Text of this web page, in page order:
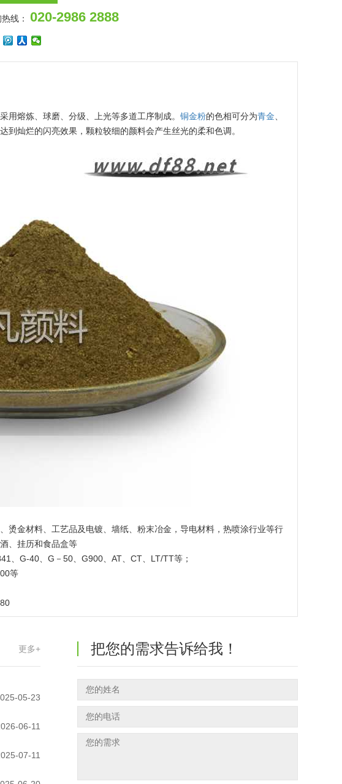
热线：020-2986 2888
用熔炼、球磨、分级、上光等多道工序制成。铜金粉的色相可分为青金
灿烂的闪亮效果，颗粒较细的颜料会产生丝光的柔和色调。
烫金材料、工艺品及电镀、墙纸、粉末冶金，导电材料，热喷涂行业等行
、挂历和食品盒等
、G-40、G－50、G900、AT、CT、LT/TT等；
等
更多+
06-11
06-11
06-10
06-05
把您的需求告诉给我！